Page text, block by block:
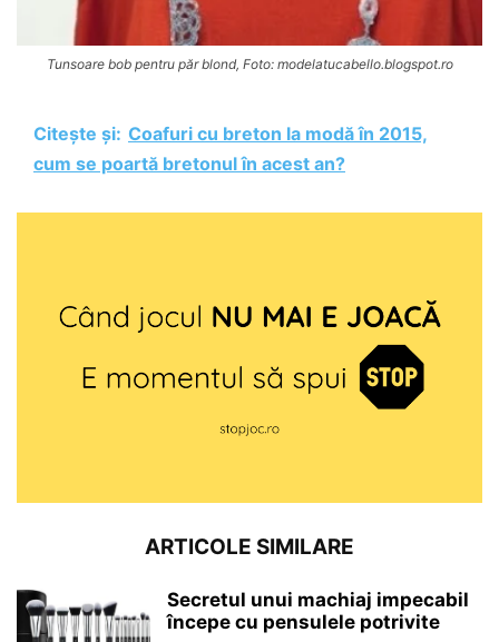
Tunsoare bob pentru păr blond, Foto: modelatucabello.blogspot.ro
Citește și: Coafuri cu breton la modă în 2015,
cum se poartă bretonul în acest an?
ARTICOLE SIMILARE
Secretul unui machiaj impecabil
începe cu pensulele potrivite